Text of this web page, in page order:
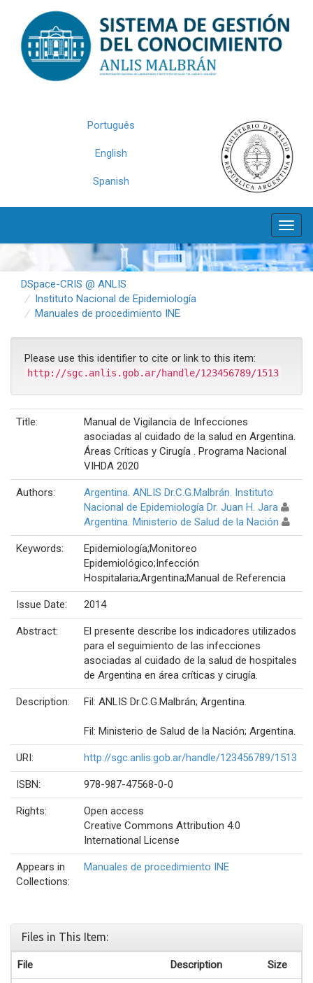
navigation
Português
English
Spanish
DSpace-CRIS @ ANLIS
Instituto Nacional de Epidemiología
Manuales de procedimiento INE
Please use this identifier to cite or link to this item:
http://sgc.anlis.gob.ar/handle/123456789/1513
Title:
Manual de Vigilancia de Infecciones
asociadas al cuidado de la salud en Argentina.
Áreas Críticas y Cirugía . Programa Nacional
VIHDA 2020
Authors:
Argentina. ANLIS Dr.C.G.Malbrán. Instituto
Nacional de Epidemiología Dr. Juan H. Jara
Argentina. Ministerio de Salud de la Nación
Keywords:
Epidemiología;Monitoreo
Epidemiológico;Infección
Hospitalaria;Argentina;Manual de Referencia
Issue Date: 2014
Abstract:
El presente describe los indicadores utilizados
para el seguimiento de las infecciones
asociadas al cuidado de la salud de hospitales
de Argentina en área críticas y cirugía.
Description: Fil: ANLIS Dr.C.G.Malbrán; Argentina.
Fil: Ministerio de Salud de la Nación; Argentina.
URI: http://sgc.anlis.gob.ar/handle/123456789/1513
ISBN: 978-987-47568-0-0
Rights:
Open access
Creative Commons Attribution 4.0
International License
Appears in
Collections:
Manuales de procedimiento INE
Files in This Item:
File Description Size